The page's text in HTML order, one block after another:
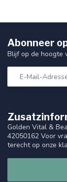
Golden Vital &
42050162 Voor
terecht op onze
Abonneer
Blijf op de hoogte